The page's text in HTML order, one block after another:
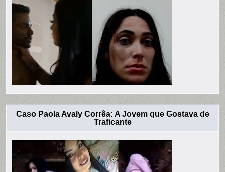
Caso Paola Avaly Corrêa: A Jovem que Gostava de
Traficante